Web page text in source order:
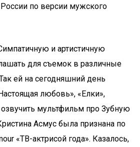
по версии мужского
и артистичную
для съемок в различные
ей на сегодняшний день
любовь», «Елки»,
мультфильм про Зубную
Асмус была признана по
«ТВ-актрисой года». Казалось,